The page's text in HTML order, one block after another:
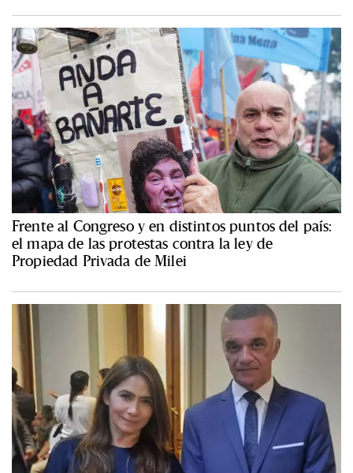
Frente al Congreso y en distintos puntos del país:
el mapa de las protestas contra la ley de
Propiedad Privada de Milei